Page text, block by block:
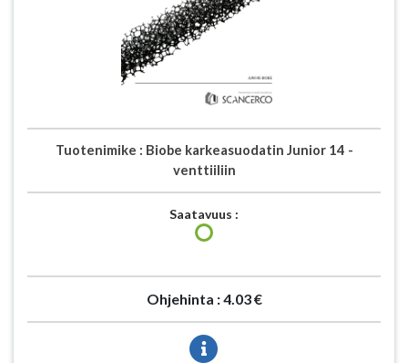
Tuotenimike : Biobe karkeasuodatin Junior 14 -
venttiiliin
Saatavuus :
Ohjehinta :4.03 €